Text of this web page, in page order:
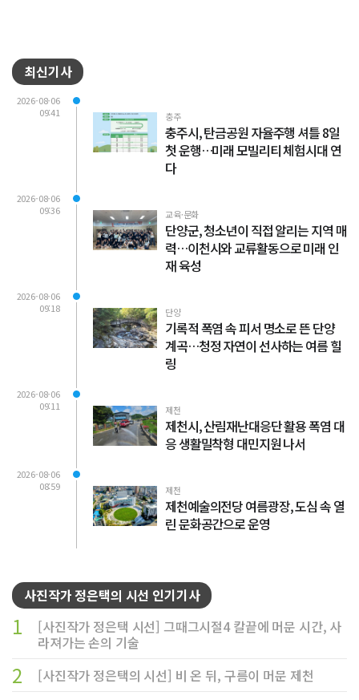
최신기사
2026-08-06
09:41
충주
충주시, 탄금공원 자율주행 셔틀 8일
첫 운행…미래 모빌리티 체험시대 연
다
2026-08-06
09:36
교육·문화
단양군, 청소년이 직접 알리는 지역 매
력…이천시와 교류활동으로 미래 인
재 육성
2026-08-06
09:18
단양
기록적 폭염 속 피서 명소로 뜬 단양
계곡…청정 자연이 선사하는 여름 힐
링
2026-08-06
09:11
제천
제천시, 산림재난대응단 활용 폭염 대
응 생활밀착형 대민지원 나서
2026-08-06
08:59
제천
제천예술의전당 여름광장, 도심 속 열
린 문화공간으로 운영
사진작가 정은택의 시선 인기기사
1
[사진작가 정은택 시선] 그때그시절4 칼끝에 머문 시간, 사
라져가는 손의 기술
2 [사진작가 정은택의 시선] 비 온 뒤, 구름이 머문 제천